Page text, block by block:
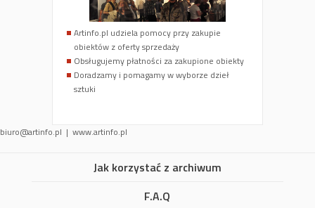
Artinfo.pl udziela pomocy przy zakupie
obiektów z oferty sprzedaży
Obsługujemy płatności za zakupione obiekty
Doradzamy i pomagamy w wyborze dzieł
sztuki
biuro@artinfo.pl | www.artinfo.pl
Jak korzystać z archiwum
F.A.Q